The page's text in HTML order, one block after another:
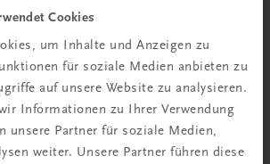
Cookies
um Inhalte und Anzeigen zu
für soziale Medien anbieten zu
auf unsere Website zu analysieren.
Informationen zu Ihrer Verwendung
unsere Partner für soziale Medien,
weiter. Unsere Partner führen diese
– sicher, sauber, professionell